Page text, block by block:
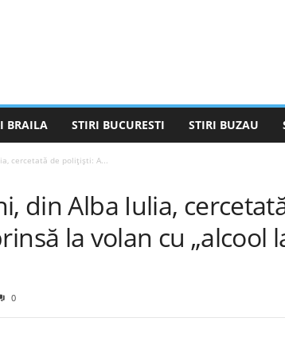
BRAILA STIRI BUCURESTI STIRI BUZAU
cercetată de polițiști: A...
din Alba Iulia,
la volan cu „alcool
0